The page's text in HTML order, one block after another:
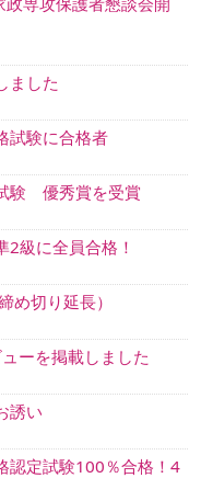
ました
試験に合格者
験 優秀賞を受賞
2級に全員合格！
め切り延長）
ーを掲載しました
誘い
定試験100％合格！4